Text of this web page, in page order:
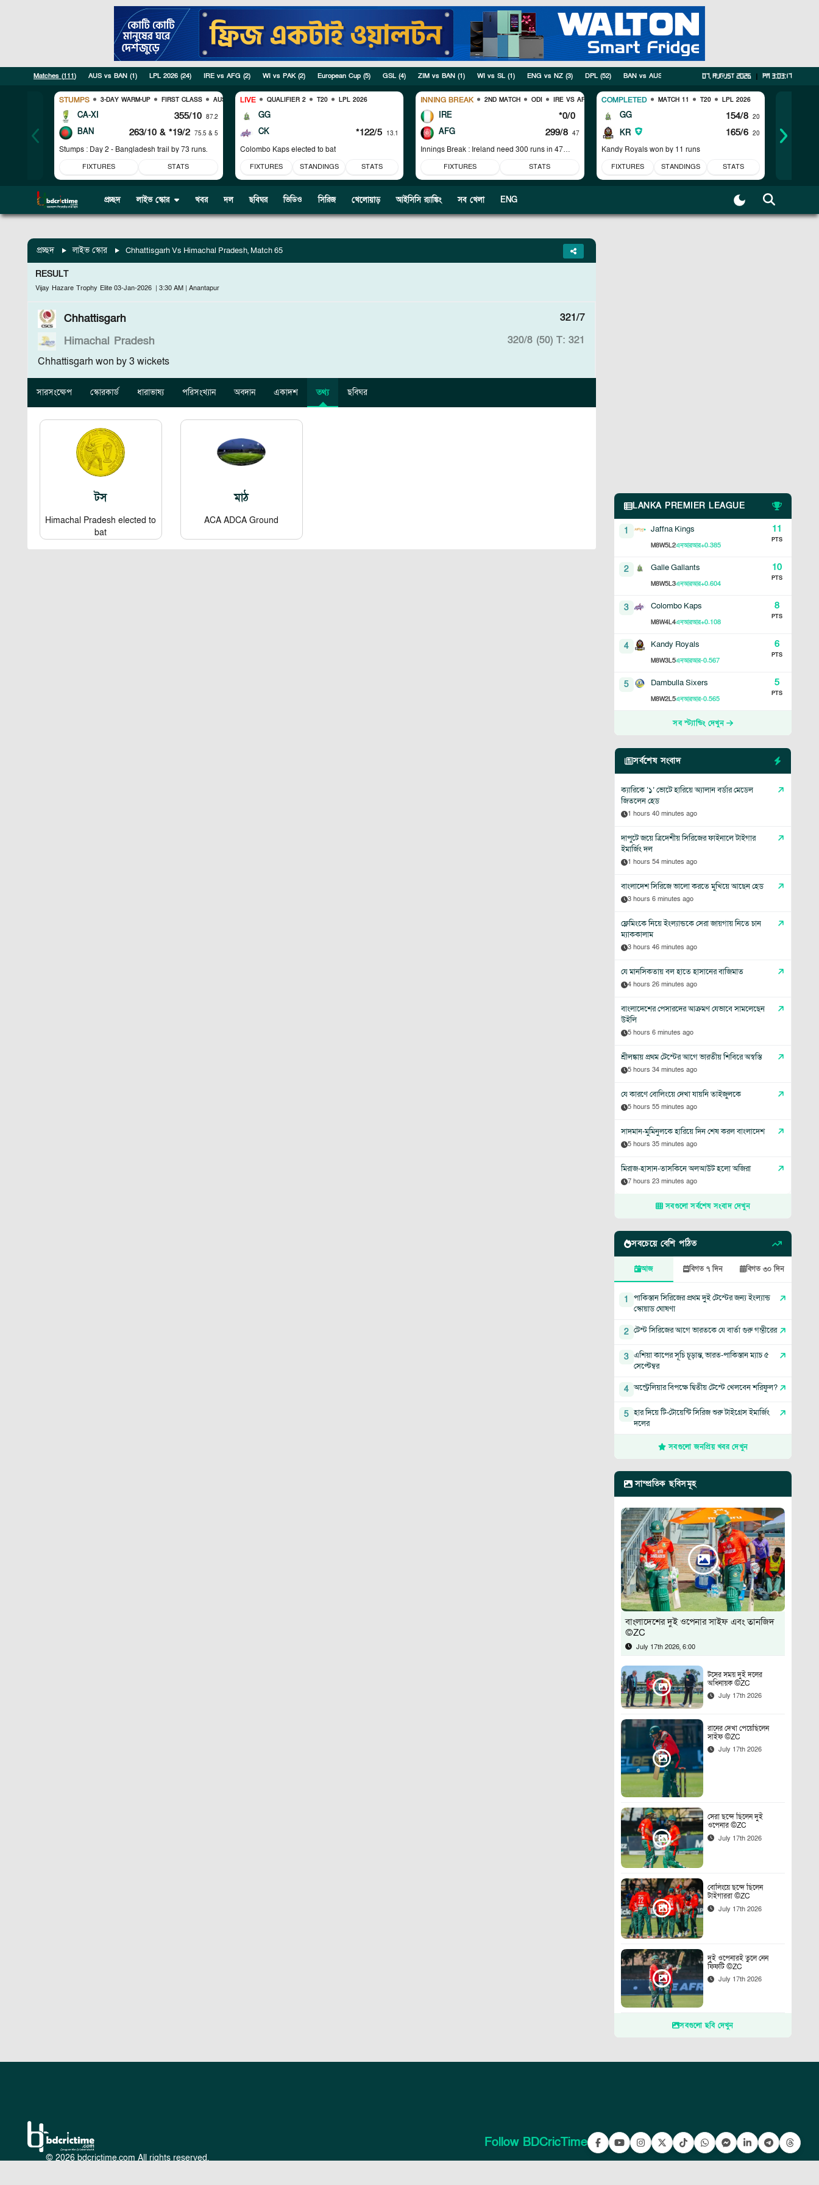
07, August 2026 | pm 3:03:18
Matches (111) AUS vs BAN (1) LPL 2026 (24) IRE vs AFG (2) WI vs PAK(2) European Cup (5) GSL (4) ZIM vs BAN (1) WI vs SL (1) ENG vs NZ (3) DPL (52) BAN vs AUS ICC Womens T20 World Cup Warm-up
STUMPS 3-DAY WARM-UP FIRST CLASS AUS VS BAN
CA-XI 355/10 87.2
BAN 263/10& *19/2 75.5 & 5
Stumps : Day 2 - Bangladesh trail by 73 runs.
FIXTURES STATS
LIVE QUALIFIER 2 T20 LPL 2026
GG
CK
*122/5 13.1
Colombo Kaps elected to bat
FIXTURES STANDINGS STATS
INNING BREAK 2ND MATCH ODI IRE VS AFG
IRE *0/0
AFG 299/8 47
Innings Break : Ireland need 300 runs in 47
FIXTURES STATS
COMPLETED MATCH 11 T20 LPL 2026
GG 154/8 20
KR 165/6 20
Kandy Royals won by 11 runs
FIXTURES STANDINGS STATS
প্রচ্ছদ লাইভ স্কোর খবর দল ছবিঘর ভিডিও সিরিজ খেলোয়াড় আইসিসি র‍্যাঙ্কিং সব খেলা ENG
প্রচ্ছদ লাইভ স্কোর Chhattisgarh Vs Himachal Pradesh, Match 65
RESULT
Vijay Hazare Trophy Elite 03-Jan-2026 | 3:30 AM | Anantapur
Chhattisgarh 321/7
Himachal Pradesh 320/8 (50) T: 321
Chhattisgarh won by 3 wickets
সারসংক্ষেপ স্কোরকার্ড ধারাভাষ্য পরিসংখ্যান অবদান একাদশ তথ্য ছবিঘর
টস
Himachal Pradesh elected to
bat
মাঠ
ACA ADCA Ground
LANKA PREMIER LEAGUE
1 Jaffna Kings
M8W5L2এনআরআর+0.385
11
PTS
2 Galle Gallants
M8W5L3এনআরআর+0.604
10
PTS
3 Colombo Kaps
M8W4L4এনআরআর+0.108
8
PTS
4 Kandy Royals
M8W3L5এনআরআর-0.567
6
PTS
5 Dambulla Sixers
M8W2L5এনআরআর-0.565
5
PTS
সব স্ট্যান্ডিং দেখুন
সর্বশেষ সংবাদ
ক্যারিকে ‘১’ ভোটে হারিয়ে অ্যালান বর্ডার মেডেল
জিতলেন হেড
1 hours 40 minutes ago
দাপুটে জয়ে ত্রিদেশীয় সিরিজের ফাইনালে টাইগার
ইমার্জিং দল
1 hours 54 minutes ago
বাংলাদেশ সিরিজে ভালো করতে মুখিয়ে আছেন হেড
3 hours 6 minutes ago
ফ্লেমিংকে নিয়ে ইংল্যান্ডকে সেরা জায়গায় নিতে চান
ম্যাককালাম
3 hours 46 minutes ago
যে মানসিকতায় বল হাতে হাসানের বাজিমাত
4 hours 26 minutes ago
বাংলাদেশের পেসারদের আক্রমণ যেভাবে সামলেছেন
উইলি
5 hours 6 minutes ago
শ্রীলঙ্কায় প্রথম টেস্টের আগে ভারতীয় শিবিরে অস্বস্তি
5 hours 34 minutes ago
যে কারণে বোলিংয়ে দেখা যায়নি তাইজুলকে
5 hours 55 minutes ago
সাদমান-মুমিনুলকে হারিয়ে দিন শেষ করল বাংলাদেশ
5 hours 35 minutes ago
মিরাজ-হাসান-তাসকিনে অলআউট হলো অজিরা
7 hours 23 minutes ago
সবগুলো সর্বশেষ সংবাদ দেখুন
সবচেয়ে বেশি পঠিত
আজ বিগত ৭ দিন বিগত ৩০ দিন
1 পাকিস্তান সিরিজের প্রথম দুই টেস্টের জন্য ইংল্যান্ড
স্কোয়াড ঘোষণা
2 টেস্ট সিরিজের আগে ভারতকে যে বার্তা গুরু গম্ভীরের
3 এশিয়া কাপের সূচি চূড়ান্ত, ভারত-পাকিস্তান ম্যাচ ৫
সেপ্টেম্বর
4 অস্ট্রেলিয়ার বিপক্ষে দ্বিতীয় টেস্টে খেলবেন শরিফুল?
5 হার দিয়ে টি-টোয়েন্টি সিরিজ শুরু টাইগ্রেস ইমার্জিং
দলের
সবগুলো জনপ্রিয় খবর দেখুন
সাম্প্রতিক ছবিসমূহ
বাংলাদেশের দুই ওপেনার সাইফ এবং তানজিদ
©ZC
July 17th 2026, 6:00
টসের সময় দুই দলের
অধিনায়ক ©ZC
July 17th 2026
রানের দেখা পেয়েছিলেন
সাইফ ©ZC
July 17th 2026
সেরা ছন্দে ছিলেন দুই
ওপেনার ©ZC
July 17th 2026
বোলিংয়ে ছন্দে ছিলেন
টাইগাররা ©ZC
July 17th 2026
দুই ওপেনারই তুলে নেন
ফিফটি ©ZC
July 17th 2026
সবগুলো ছবি দেখুন
© 2026 bdcrictime.com All rights reserved.
Follow BDCricTime